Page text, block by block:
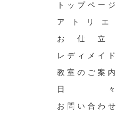
トップページ
ア ト リ エ
お 仕 立
レディメイド
教室のご案内
日 々
お問い合わせ